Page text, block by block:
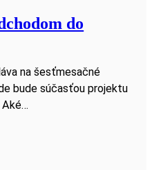
do
na šesťmesačné
bude súčasťou projektu